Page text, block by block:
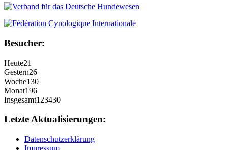
Besucher:
Heute21
Gestern26
Woche130
Monat196
Insgesamt123430
Letzte Aktualisierungen:
Datenschutzerklärung